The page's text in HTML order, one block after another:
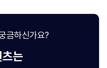
금하신가요?
는